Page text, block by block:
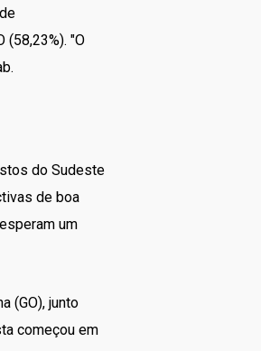
(58,23%). "O
do Sudeste
de boa
um
(GO), junto
começou em